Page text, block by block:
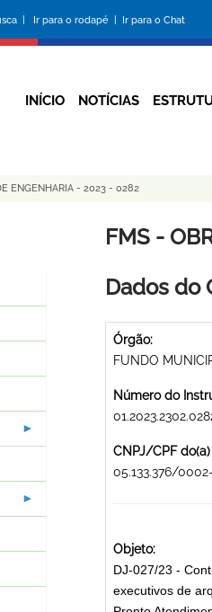
| Ir para o rodapé | Ir para o Chat
INÍCIO NOTÍCIAS
ENGENHARIA - 2023 - 0282
FMS -
Dados do
Órgão:
FUNDO
Número do
CNPJ/CPF
05.133.376/
Objeto:
DJ-027/23 -
executivos de